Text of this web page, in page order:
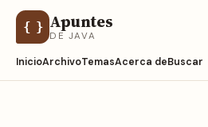
{ } Apuntes
DE JAVA
InicioArchivoTemasAcerca deBuscar